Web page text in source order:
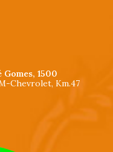
1500
Chevrolet, Km.47